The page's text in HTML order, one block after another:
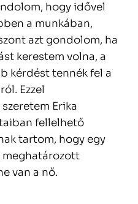
hogy idővel
a munkában,
azt gondolom, ha
kerestem volna, a
kérdést tennék fel a
Ezzel
Erika
fellelhető
tartom, hogy egy
meghatározott
van a nő.